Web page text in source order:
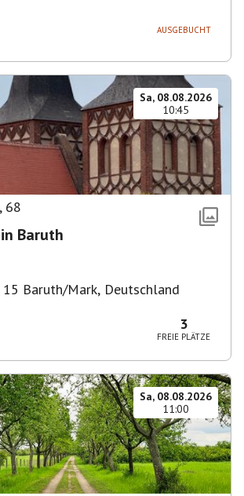
AUSGEBUCHT
Sa, 08.08.2026
10:45
, 68
Baruth
15 Baruth/Mark, Deutschland
3
FREIE PLÄTZE
Sa, 08.08.2026
11:00